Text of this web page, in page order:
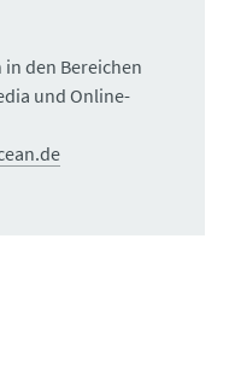
den Bereichen
und Online-